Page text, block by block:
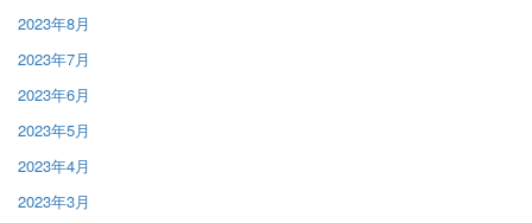
2023年8月
2023年7月
2023年6月
2023年5月
2023年4月
2023年3月